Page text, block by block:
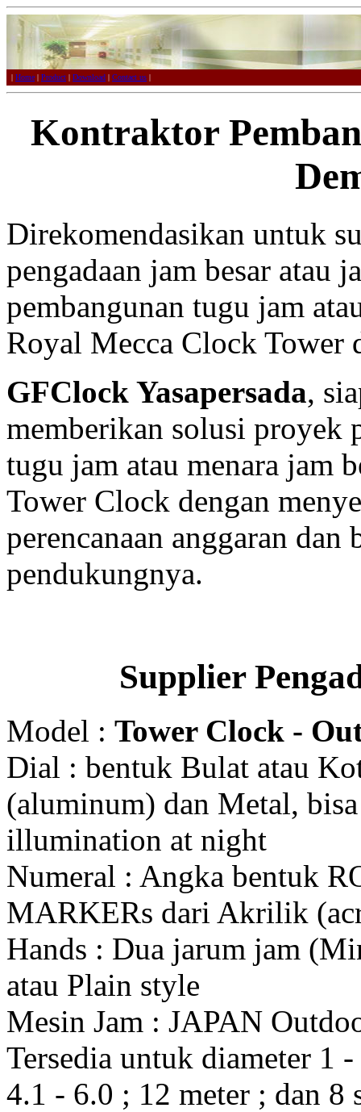
| Home | Product | Download | Contact us |
Kontraktor
Direkomendasikan untuk
pengadaan jam besar atau
pembangunan tugu jam
Royal Mecca Clock Tower
GFClock Yasapersada,
memberikan solusi proyek
tugu jam atau menara jam
Tower Clock dengan
perencanaan anggaran
pendukungnya.
Supplier
Model : Tower Clock -
Dial : bentuk Bulat atau
(aluminum) dan Metal,
illumination at night
Numeral : Angka bentuk
MARKERs dari Akrilik
Hands : Dua jarum jam
atau Plain style
Mesin Jam : JAPAN
Tersedia untuk diameter 1
4.1 - 6.0 ; 12 meter ; dan 8